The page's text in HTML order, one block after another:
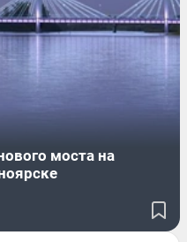
моста на